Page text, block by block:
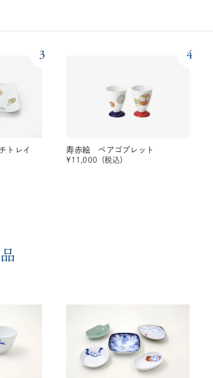
3
トレイ
4
寿赤絵 ペアゴブレット
¥ 11,000 （税込）